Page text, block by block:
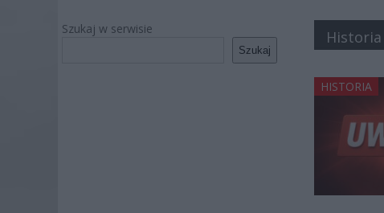
Szukaj w serwisie
Szukaj
Historia
HISTORIA